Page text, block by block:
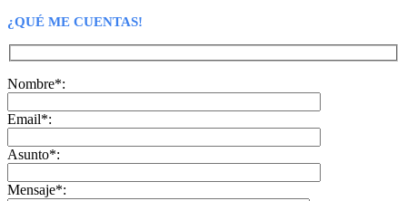
¿QUÉ ME CUENTAS!
Nombre*:
Email*:
Asunto*:
Mensaje*: